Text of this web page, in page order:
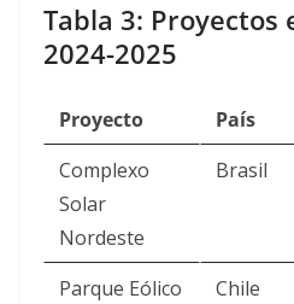
Tabla 3: Proyectos
2024-2025
Proyecto País
Complexo
Solar
Nordeste
Brasil
Parque Eólico
Chile